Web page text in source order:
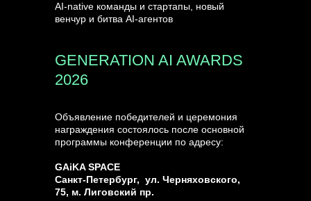
Объявление победителей и церемония
награждения состоялось после основной
программы конференции по адресу:
GAiKA SPACE
Санкт-Петербург, ул. Черняховского,
75, м. Лиговский пр.
GENERATION AI AWARDS
2026
AI-native команды и стартапы, новый
венчур и битва AI-агентов